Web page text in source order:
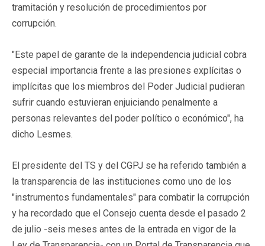
tramitación y resolución de procedimientos por
corrupción.
"Este papel de garante de la independencia judicial cobra
especial importancia frente a las presiones explícitas o
implícitas que los miembros del Poder Judicial pudieran
sufrir cuando estuvieran enjuiciando penalmente a
personas relevantes del poder político o económico", ha
dicho Lesmes.
El presidente del TS y del CGPJ se ha referido también a
la transparencia de las instituciones como uno de los
"instrumentos fundamentales" para combatir la corrupción
y ha recordado que el Consejo cuenta desde el pasado 2
de julio -seis meses antes de la entrada en vigor de la